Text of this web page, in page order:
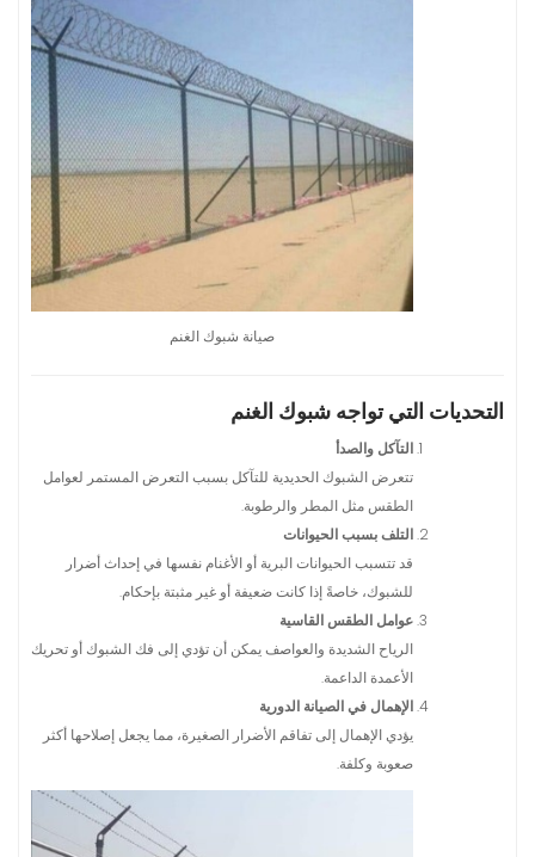
صيانة شبوك الغنم
التحديات التي تواجه شبوك الغنم
التآكل والصدأ
تتعرض الشبوك الحديدية للتآكل بسبب التعرض المستمر لعوامل
الطقس مثل المطر والرطوبة.
التلف بسبب الحيوانات
قد تتسبب الحيوانات البرية أو الأغنام نفسها في إحداث أضرار
للشبوك، خاصةً إذا كانت ضعيفة أو غير مثبتة بإحكام.
عوامل الطقس القاسية
الرياح الشديدة والعواصف يمكن أن تؤدي إلى فك الشبوك أو تحريك
الأعمدة الداعمة.
الإهمال في الصيانة الدورية
يؤدي الإهمال إلى تفاقم الأضرار الصغيرة، مما يجعل إصلاحها أكثر
صعوبة وكلفة.